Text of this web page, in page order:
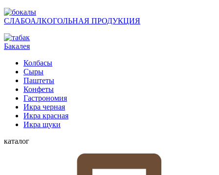
СЛАБОАЛКОГОЛЬНАЯ ПРОДУКЦИЯ
Бакалея
Колбасы
Сыры
Паштеты
Конфеты
Гастрономия
Икра черная
Икра красная
Икра щуки
каталог